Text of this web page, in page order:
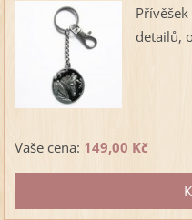
detailů,
Vaše cena: 149,00 Kč